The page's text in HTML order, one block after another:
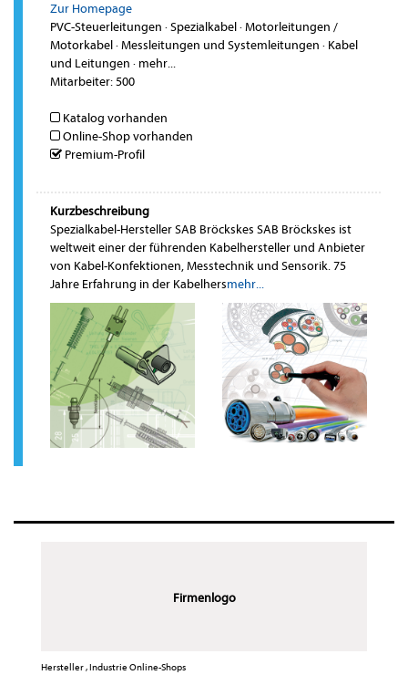
Zur Homepage
PVC-Steuerleitungen ·Spezialkabel·Motorleitungen /
Motorkabel·Messleitungen und Systemleitungen · Kabel
und Leitungen · mehr...
Mitarbeiter: 500
Katalog vorhanden
Online-Shop vorhanden
Premium-Profil
Kurzbeschreibung
Spezialkabel-Hersteller SAB Bröckskes SAB Bröckskes ist
weltweit einer der führenden Kabelhersteller und Anbieter
von Kabel-Konfektionen, Messtechnik und Sensorik. 75
Jahre Erfahrung in der Kabelhersmehr...
Firmenlogo
Hersteller , Industrie Online-Shops